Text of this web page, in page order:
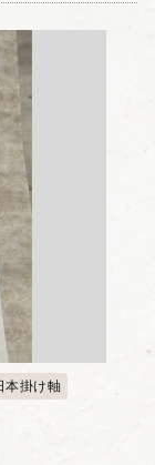
本掛け軸